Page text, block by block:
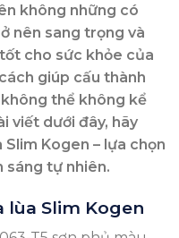
không những có
nên sang trọng và
cho sức khỏe của
giúp cấu thành
thể không kể
viết dưới đây, hãy
Kogen – lựa chọn
sáng tự nhiên.
lùa Slim Kogen